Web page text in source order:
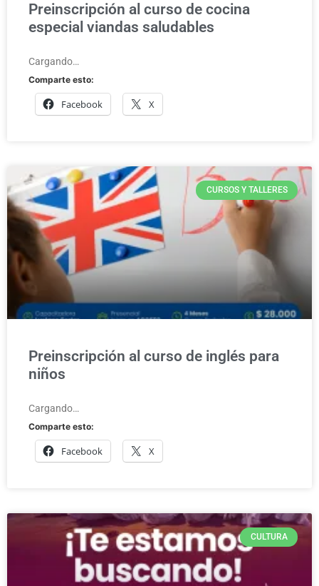
Preinscripción al curso de cocina
especial viandas saludables
Cargando…
Comparte esto:
Facebook X
CURSOS Y TALLERES
Preinscripción al curso de inglés para
niños
Cargando…
Comparte esto:
Facebook X
CULTURA